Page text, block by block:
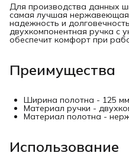
Для производства данных
самая лучшая
надежность и
двухкомпонентная ручка с
обеспечит комфорт при
Преимущества
Ширина полотна - 125 мм
Материал ручки -
Материал полотна -
Использование